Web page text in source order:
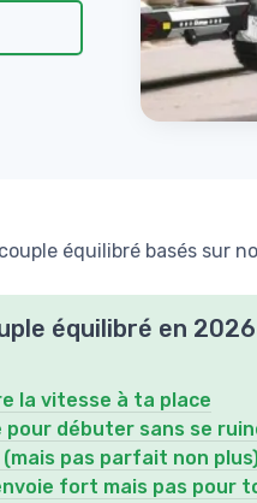
équilibré basés sur
équilibré en
la vitesse à ta place
débuter sans se
(mais pas parfait non
fort mais pas pour